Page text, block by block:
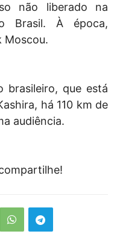
não liberado na
Brasil. À época,
Moscou.
brasileiro, que está
há 110 km de
audiência.